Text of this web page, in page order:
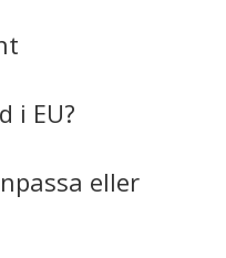
i EU?
eller